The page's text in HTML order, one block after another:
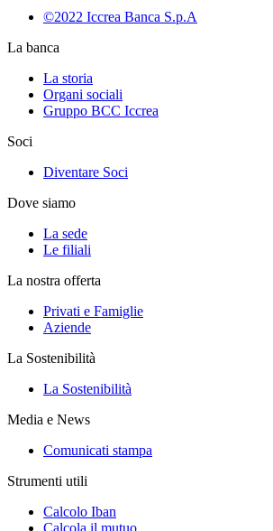
©2022 Iccrea Banca S.p.A
La banca
La storia
Organi sociali
Gruppo BCC Iccrea
Soci
Diventare Soci
Dove siamo
La sede
Le filiali
La nostra offerta
Privati e Famiglie
Aziende
La Sostenibilità
La Sostenibilità
Media e News
Comunicati stampa
Strumenti utili
Calcolo Iban
Calcola il mutuo